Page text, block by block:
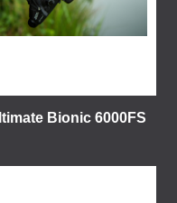
Bionic 6000FS